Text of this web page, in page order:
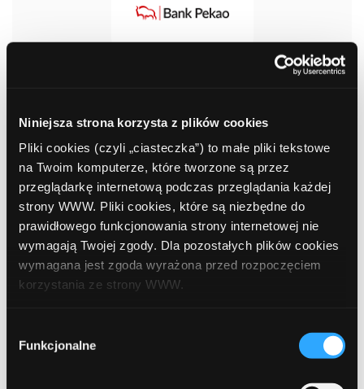
Niniejsza strona korzysta z plików cookies
Pliki cookies (czyli „ciasteczka”) to małe pliki tekstowe
na Twoim komputerze, które tworzone są przez
przeglądarkę internetową podczas przeglądania każdej
strony WWW. Pliki cookies, które są niezbędne do
prawidłowego funkcjonowania strony internetowej nie
wymagają Twojej zgody. Dla pozostałych plików cookies
wymagana jest zgoda wyrażona przed rozpoczęciem
korzystania ze strony WWW.
formy korzystania z plików cookies. Więcej:
Polityka
zgody
Funkcjonalne
0%
Prowizja
5,85%
Oprocentowanie
6,01%
RRSO
Ocena
klienta
1 587,91 zł